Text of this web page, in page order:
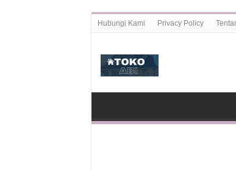
Hubungi Kami Privacy Policy